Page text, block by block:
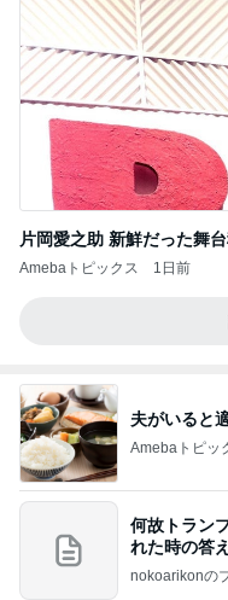
片岡愛之助 新鮮だった舞
Amebaトピックス 1日前
夫がいると
Amebaトピッ
何故トラン
れた時の答え
nokoarikonの